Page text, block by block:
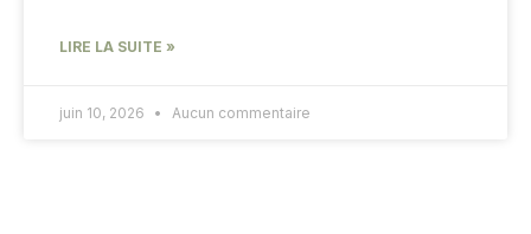
LIRE LA SUITE »
juin 10, 2026 Aucun commentaire